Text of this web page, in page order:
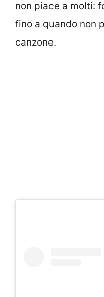
non piace a molti:
fino a quando non
canzone.